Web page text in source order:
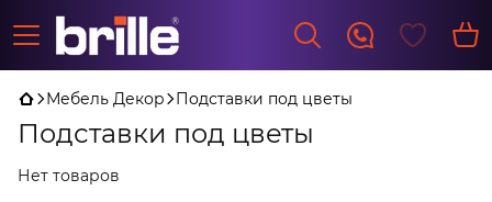
Мебель Декор Подставки под цветы
Подставки под цветы
Нет товаров